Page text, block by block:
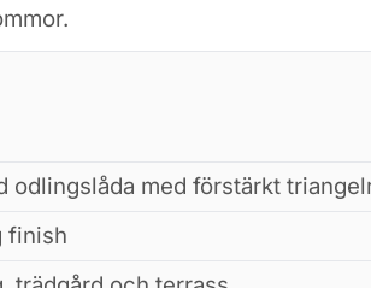
odlingslåda med förstärkt
finish